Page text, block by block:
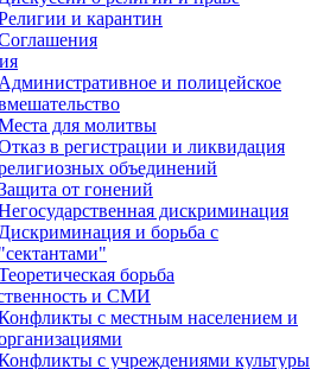
и карантин
Административное и полицейское
для молитвы
в регистрации и ликвидация
объединений
от гонений
дискриминация
Дискриминация и борьба с
"сектантами"
борьба
и СМИ
с местным населением и
с учреждениями культуры